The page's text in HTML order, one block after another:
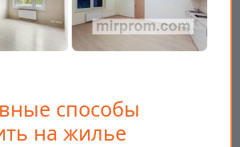
способы
на жилье